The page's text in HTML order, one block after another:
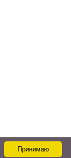
Принимаю